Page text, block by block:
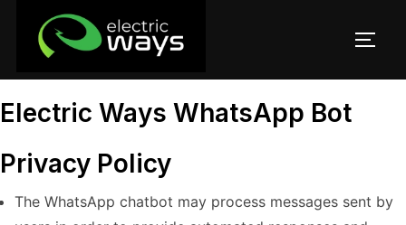
Electric Ways WhatsApp Bot
Privacy Policy
The WhatsApp chatbot may process messages sent by